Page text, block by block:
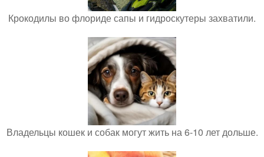
Крокодилы во флориде сапы и гидроскутеры захватили.
Владельцы кошек и собак могут жить на 6-10 лет дольше.